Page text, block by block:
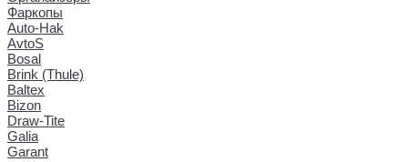
Фаркопы
Auto-Hak
AvtoS
Bosal
Brink (Thule)
Baltex
Bizon
Draw-Tite
Galia
Garant